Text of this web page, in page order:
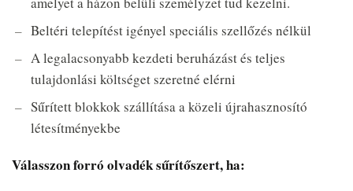
Beltéri telepítést igényel speciális szellőzés nélkül
A legalacsonyabb kezdeti beruházást és teljes
tulajdonlási költséget szeretné elérni
Sűrített blokkok szállítása a közeli újrahasznosító
létesítményekbe
Válasszon forró olvadék sűrítőszert, ha: